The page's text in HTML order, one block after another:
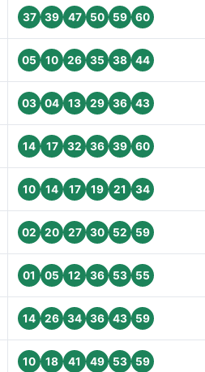
37 39 47 50 59 60
05 10 26 35 38 44
03 04 13 29 36 43
14 17 32 36 39 60
10 14 17 19 21 34
02 20 27 30 52 59
01 05 12 36 53 55
14 26 34 36 43 59
10 18 41 49 53 59